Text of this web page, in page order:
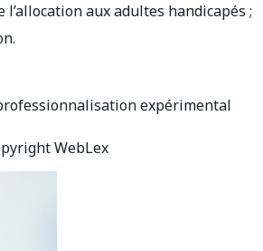
aux adultes handicapés ;
expérimental
WebLex